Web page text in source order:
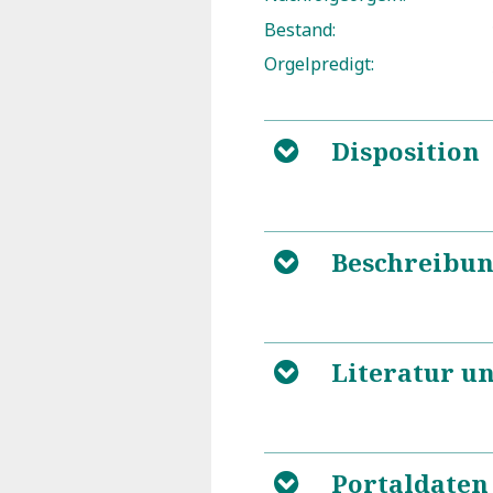
Bestand:
Orgelpredigt:
B Disposition
B
B Literatur
B Portaldaten